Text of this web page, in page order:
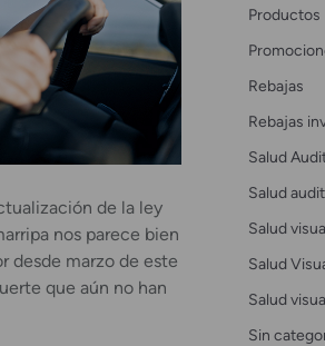
de la ley
nos parece bien
desde marzo de este
que aún no han
Productos
Rebajas
Rebajas
Salud
Salud
Salud
Salud
Salud
Sin